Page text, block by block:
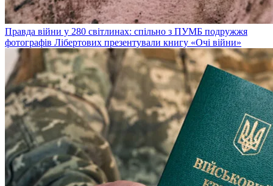
Правда війни у 280 світлинах: спільно з ПУМБ подружжя
фотографів Лібертових презентували книгу «Очі війни»